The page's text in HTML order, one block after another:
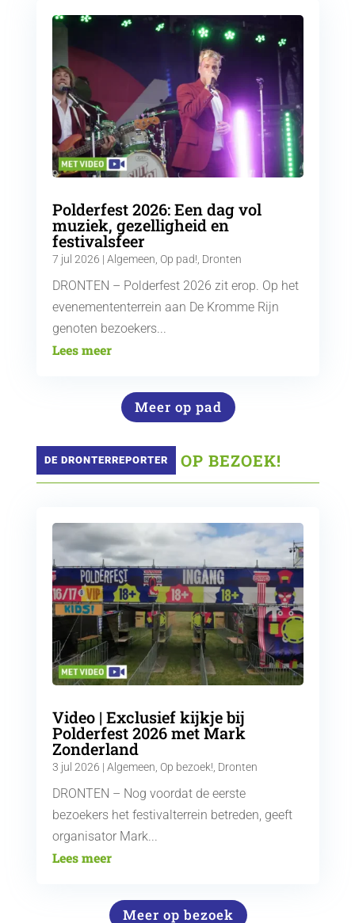
Polderfest 2026: Een dag vol
muziek, gezelligheid en
festivalsfeer
7 jul 2026 | Algemeen Op pad! Dronten
DRONTEN – Polderfest 2026 zit erop. Op het
evenemententerrein aan De Kromme Rijn
genoten bezoekers...
Lees meer
Meer op pad
DE DRONTERREPORTER OP BEZOEK!
Video | Exclusief kijkje bij
Polderfest 2026 met Mark
Zonderland
3 jul 2026 | Algemeen Op bezoek! Dronten
DRONTEN – Nog voordat de eerste
bezoekers het festivalterrein betreden, geeft
organisator Mark...
Lees meer
Meer op bezoek